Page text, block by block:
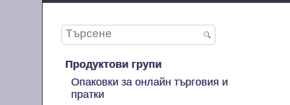
Продуктови групи
Опаковки за онлайн търговия и
пратки